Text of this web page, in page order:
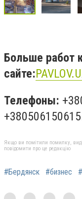
Больше работ
сайте:
Телефоны:
Якщо ви помітили помилку,
повідомити про це редакцію
#Бердянск #бизнес